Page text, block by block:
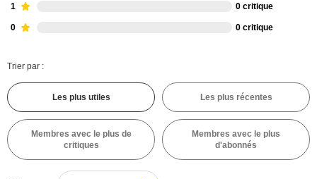
1 0 critique
0 0 critique
Trier par :
Les plus utiles Les plus récentes
Membres avec le plus de
critiques
Membres avec le plus
d'abonnés